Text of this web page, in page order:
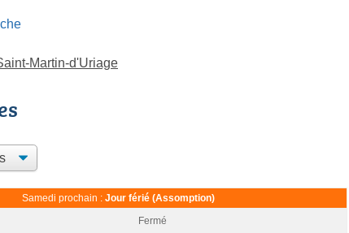
Martin-d'Uriage
Samedi prochain : Jour férié (Assomption)
Fermé